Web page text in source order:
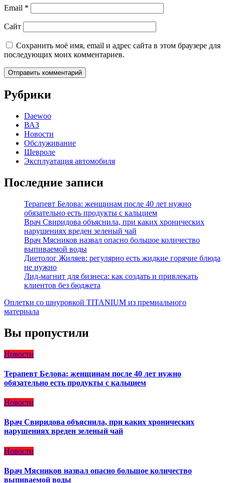
Email *
Сайт
Сохранить моё имя, email и адрес сайта в этом браузере для
последующих моих комментариев.
Рубрики
Daewoo
ВАЗ
Новости
Обслуживание
Шевроле
Эксплуатация автомобиля
Последние записи
Терапевт Белова: женщинам после 40 лет нужно
обязательно есть продукты с кальцием
Врач Свиридова объяснила, при каких хронических
нарушениях вреден зеленый чай
Врач Мясников назвал опасно большое количество
выпиваемой воды
Диетолог Жиляев: регулярно есть жидкие горячие блюда
не нужно
Лид-магнит для бизнеса: как создать и привлекать
клиентов без бюджета
Оплетки со шнуровкой TITANIUM из премиального
материала
Вы пропустили
Новости
Терапевт Белова: женщинам после 40 лет нужно
обязательно есть продукты с кальцием
Новости
Врач Свиридова объяснила, при каких хронических
нарушениях вреден зеленый чай
Новости
Врач Мясников назвал опасно большое количество
выпиваемой воды